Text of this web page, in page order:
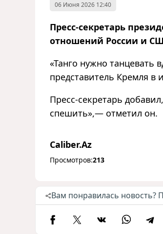
06 Июня 2026 12:40
Пресс-секретарь
отношений России и
«Танго нужно танцевать
представитель Кремля
Пресс-секретарь
спешить»,— отметил он.
Caliber.Az
Просмотров:213
Вам понравилась новость?